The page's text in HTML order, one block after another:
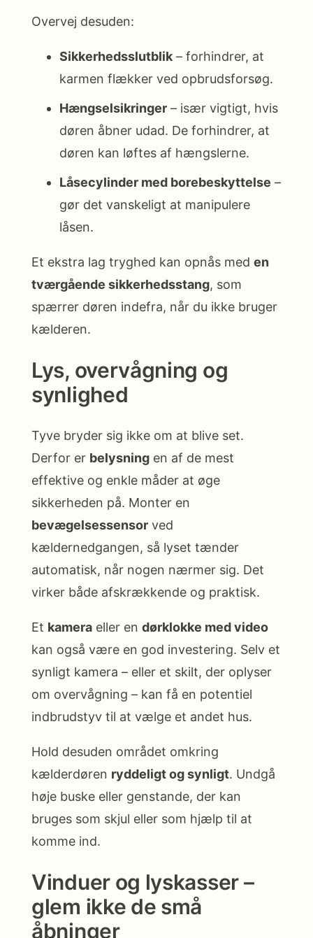
Overvej desuden:
Sikkerhedsslutblik – forhindrer, at
karmen flækker ved opbrudsforsøg.
Hængselsikringer – især vigtigt, hvis
døren åbner udad. De forhindrer, at
døren kan løftes af hængslerne.
Låsecylinder med borebeskyttelse –
gør det vanskeligt at manipulere
låsen.
Et ekstra lag tryghed kan opnås med en
tværgående sikkerhedsstang, som
spærrer døren indefra, når du ikke bruger
kælderen.
Lys, overvågning og
synlighed
Tyve bryder sig ikke om at blive set.
Derfor er belysning en af de mest
effektive og enkle måder at øge
sikkerheden på. Monter en
bevægelsessensor ved
kældernedgangen, så lyset tænder
automatisk, når nogen nærmer sig. Det
virker både afskrækkende og praktisk.
Et kamera eller en dørklokke med video
kan også være en god investering. Selv et
synligt kamera – eller et skilt, der oplyser
om overvågning – kan få en potentiel
indbrudstyv til at vælge et andet hus.
Hold desuden området omkring
kælderdøren ryddeligt og synligt. Undgå
høje buske eller genstande, der kan
bruges som skjul eller som hjælp til at
komme ind.
Vinduer og lyskasser –
glem ikke de små
åbninger